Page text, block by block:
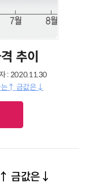
추이
: 2020.11.30
는↑ 금값은↓
↑ 금값은↓